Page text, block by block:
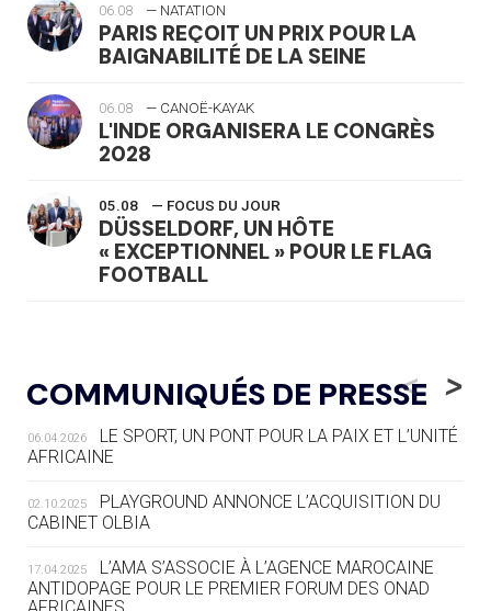
06.08 — NATATION
PARIS REÇOIT UN PRIX POUR LA
BAIGNABILITÉ DE LA SEINE
06.08 — CANOË-KAYAK
L'INDE ORGANISERA LE CONGRÈS
2028
05.08 — FOCUS DU JOUR
DÜSSELDORF, UN HÔTE
« EXCEPTIONNEL » POUR LE FLAG
FOOTBALL
LE RÊVE DE VOIR LA LUGE ALPINE
AUX JO « N'EST PAS FINI »
05.08 — TIR À L'ARC
DES MONDIAUX À BRISBANE SUR LA
ROUTE DES JO 2032
LE VILLAGE OLYMPIQUE DES ARAVIS
SE DESSINE
COMMUNIQUÉS DE PRESSE
<
06.04.2026
LE SPORT, UN PONT POUR LA PAIX ET L’UNITÉ
AFRICAINE
02.10.2025
PLAYGROUND ANNONCE L’ACQUISITION DU
CABINET OLBIA
17.04.2025
L’AMA S’ASSOCIE À L’AGENCE MAROCAINE
ANTIDOPAGE POUR LE PREMIER FORUM DES ONAD
>